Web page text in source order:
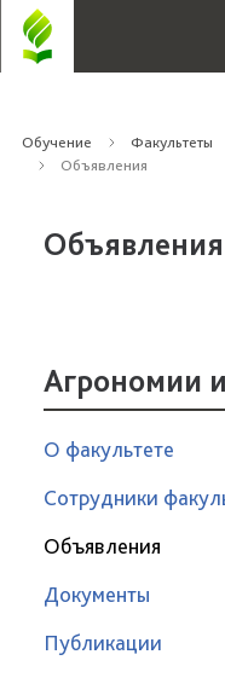
Обучение Факультеты
Объявления
Объявления
Агрономии
О факультете
Сотрудники
Объявления
Документы
Публикации